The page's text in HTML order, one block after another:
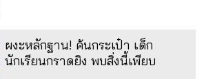
ผงะหลักฐาน! ค้นกระเป๋า เด็ก
นักเรียนกราดยิง พบสิ่งนี้เพียบ